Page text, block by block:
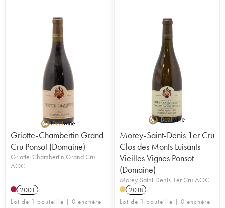
Griotte-Chambertin Grand
Cru Ponsot (Domaine)
Griotte-Chambertin Grand Cru
AOC
2001
Lot de 1 bouteille | 0 enchère
Morey-Saint-Denis 1er Cru
Clos des Monts Luisants
Vieilles Vignes Ponsot
(Domaine)
Morey-Saint-Denis 1er Cru AOC
2018
Lot de 1 bouteille | 0 enchère